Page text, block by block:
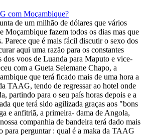
com Moçambique?
de um milhão de dólares que vários
Moçambique fazem todos os dias mas que
Parece que é mais fácil discutir o sexo dos
aqui uma razão para os constantes
dos voos de Luanda para Maputo e vice-
com a Gueta Selemane Chapo, a
que terá ficado mais de uma hora a
TAAG, tendo de regressar ao hotel onde
partindo para o seu país horas depois e a
que terá sido agilizada graças aos "bons
e anfitriã, a primeira- dama de Angola,
companhia de bandeira terá dado mais
para perguntar : qual é a maka da TAAG